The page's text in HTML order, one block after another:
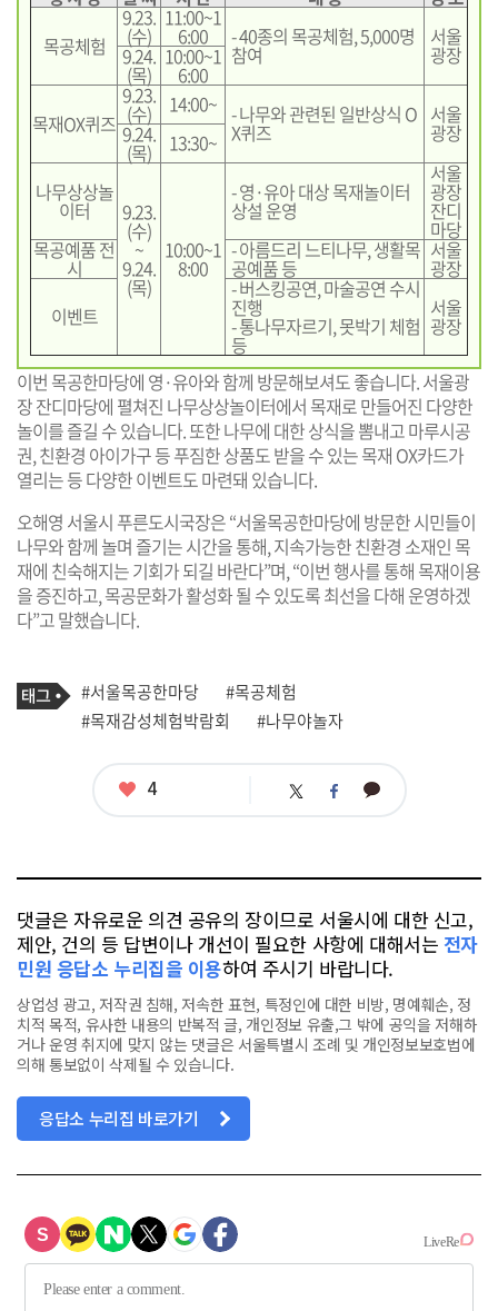
목공체험
9.23.
(수)
11:00~1
6:00 - 40종의 목공체험, 5,000명
참여
서울
광장
9.24.
(목)
10:00~1
6:00
목재OX퀴즈
9.23.
(수) 14:00~ - 나무와 관련된 일반상식 O
X퀴즈
서울
광장
9.24.
(목)
13:30~
나무상상놀
이터 9.23.
(수)
~
9.24.
(목)
10:00~1
8:00
- 영·유아 대상 목재놀이터
상설 운영
서울
광장
잔디
마당
목공예품 전
시
- 아름드리 느티나무, 생활목
공예품 등
서울
광장
이벤트
- 버스킹공연, 마술공연 수시
진행
- 통나무자르기, 못박기 체험
등
서울
광장
이번 목공한마당에 영·유아와 함께 방문해보셔도 좋습니다. 서울광
장 잔디마당에 펼쳐진 나무상상놀이터에서 목재로 만들어진 다양한
놀이를 즐길 수 있습니다. 또한 나무에 대한 상식을 뽐내고 마루시공
권, 친환경 아이가구 등 푸짐한 상품도 받을 수 있는 목재 OX카드가
열리는 등 다양한 이벤트도 마련돼 있습니다.
오해영 서울시 푸른도시국장은 “서울목공한마당에 방문한 시민들이
나무와 함께 놀며 즐기는 시간을 통해, 지속가능한 친환경 소재인 목
재에 친숙해지는 기회가 되길 바란다”며, “이번 행사를 통해 목재이용
을 증진하고, 목공문화가 활성화 될 수 있도록 최선을 다해 운영하겠
다”고 말했습니다.
기
사
관
련
태
그
#서울목공한마당
#목공체험
#목재감성체험박람회
#나무야놀자
좋
4 트 페 카
댓글은 자유로운 의견 공유의 장이므로 서울시에 대한 신고,
제안, 건의 등 답변이나 개선이 필요한 사항에 대해서는 전자
민원 응답소 누리집을 이용하여 주시기 바랍니다.
상업성 광고, 저작권 침해, 저속한 표현, 특정인에 대한 비방, 명예훼손, 정
치적 목적, 유사한 내용의 반복적 글, 개인정보 유출,그 밖에 공익을 저해하
거나 운영 취지에 맞지 않는 댓글은 서울특별시 조례 및 개인정보보호법에
의해 통보없이 삭제될 수 있습니다.
응답소 누리집 바로가기